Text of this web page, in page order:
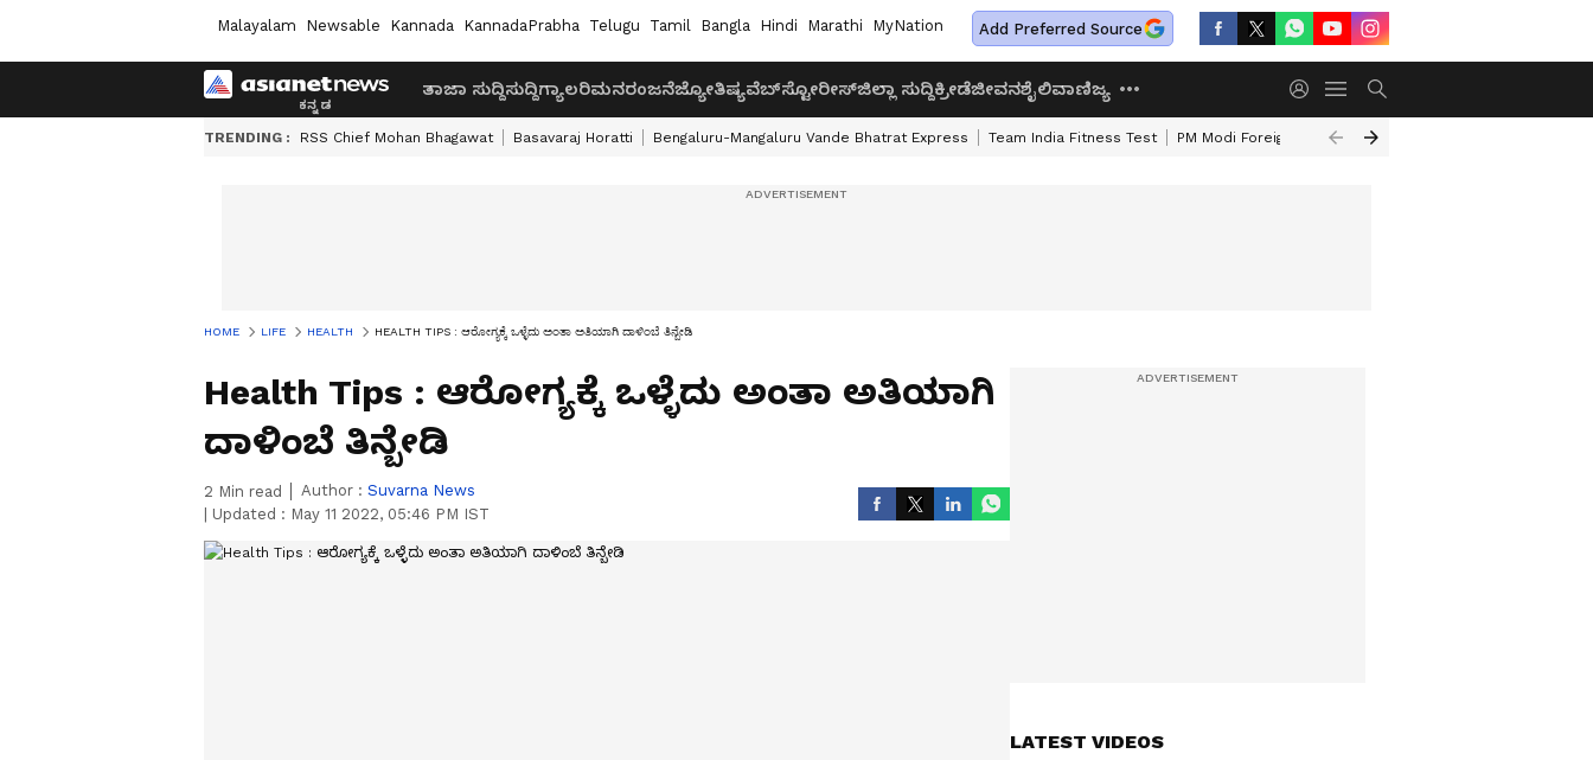
Malayalam Newsable Kannada KannadaPrabha Telugu Tamil Bangla Hindi Marathi MyNation Add Preferred Source
ತಾಜಾ ಸುದ್ದಿಸುದ್ದಿಗ್ಯಾಲರಿಮನರಂಜನೆಜ್ಯೋತಿಷ್ಯವೆಬ್‌ಸ್ಟೋರೀಸ್ಜಿಲ್ಲಾ ಸುದ್ದಿಕ್ರೀಡೆಜೀವನಶೈಲಿವಾಣಿಜ್ಯ
TRENDING : RSS Chief Mohan Bhagawat Basavaraj Horatti Bengaluru-Mangaluru Vande Bhatrat Express Team India Fitness Test PM Modi Foreign Travel Expenditure
HOME LIFE HEALTH HEALTH TIPS : ಆರೋಗ್ಯಕ್ಕೆ ಒಳ್ಳೆದು ಅಂತಾ ಅತಿಯಾಗಿ ದಾಳಿಂಬೆ ತಿನ್ಬೇಡಿ
Health Tips : ಆರೋಗ್ಯಕ್ಕೆ ಒಳ್ಳೆದು ಅಂತಾ ಅತಿಯಾಗಿ
ದಾಳಿಂಬೆ ತಿನ್ಬೇಡಿ
2 Min read Author : Suvarna News
Updated : May 11 2022, 05:46 PM IST
LATEST VIDEOS